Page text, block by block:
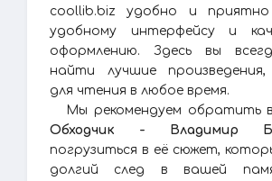
coollib.biz удобно и приятно
удобному интерфейсу и
оформлению. Здесь вы
найти лучшие
для чтения в любое время.
Мы рекомендуем обратить
Обходчик - Владимир
погрузиться в её сюжет,
долгий след в вашей